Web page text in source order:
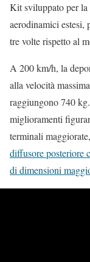
Kit sviluppato per
aerodinamici estesi,
tre volte rispetto al
A 200 km/h, la
alla velocità
raggiungono 740
miglioramenti
terminali
diffusore posteriore
di dimensioni